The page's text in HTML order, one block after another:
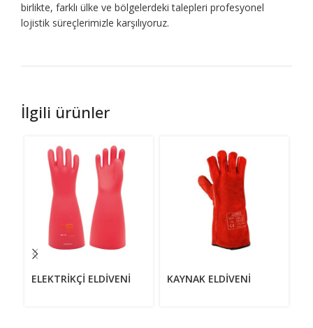
birlikte, farklı ülke ve bölgelerdeki talepleri profesyonel
lojistik süreçlerimizle karşılıyoruz.
İlgili ürünler
ELEKTRIKÇI ELDIVENI KAYNAK ELDIVENI